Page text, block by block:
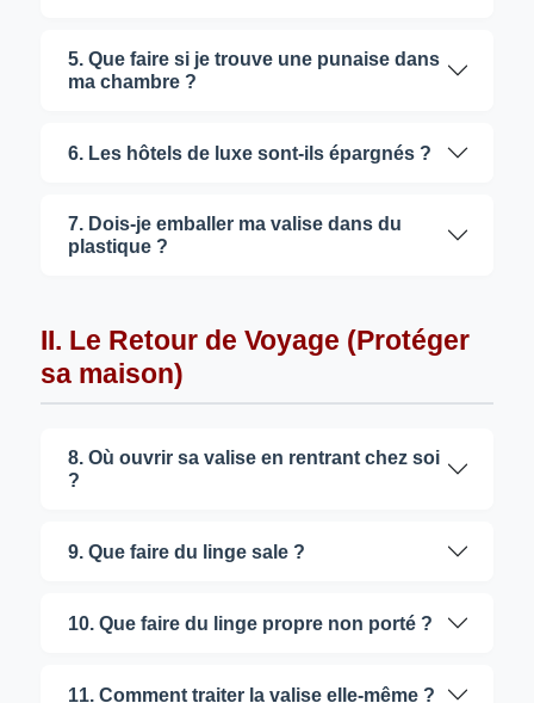
5. Que faire si je trouve une punaise dans
ma chambre ?
6. Les hôtels de luxe sont-ils épargnés ?
7. Dois-je emballer ma valise dans du
plastique ?
II. Le Retour de Voyage (Protéger
sa maison)
8. Où ouvrir sa valise en rentrant chez soi
?
9. Que faire du linge sale ?
10. Que faire du linge propre non porté ?
11. Comment traiter la valise elle-même ?